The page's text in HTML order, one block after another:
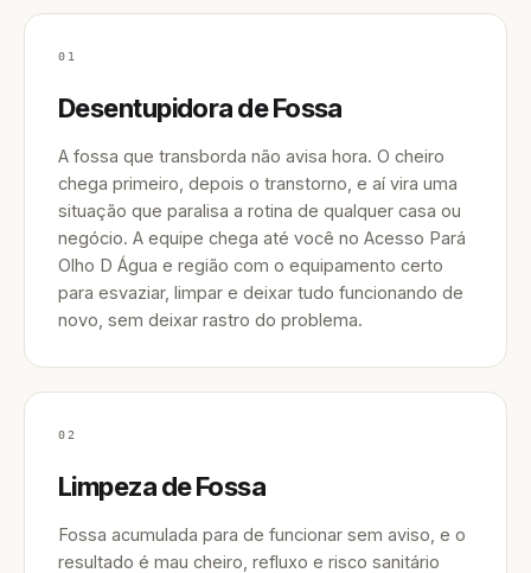
01
Desentupidora de Fossa
A fossa que transborda não avisa hora. O cheiro
chega primeiro, depois o transtorno, e aí vira uma
situação que paralisa a rotina de qualquer casa ou
negócio. A equipe chega até você no Acesso Pará
Olho D Água e região com o equipamento certo
para esvaziar, limpar e deixar tudo funcionando de
novo, sem deixar rastro do problema.
02
Limpeza de Fossa
Fossa acumulada para de funcionar sem aviso, e o
resultado é mau cheiro, refluxo e risco sanitário